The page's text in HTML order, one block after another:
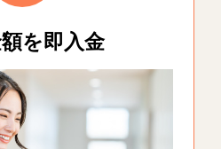
を即入金